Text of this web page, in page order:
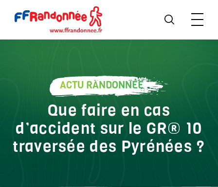
ACTU RANDONNÉE
Que faire en cas
d’accident sur le GR® 10
traversée des Pyrénées ?